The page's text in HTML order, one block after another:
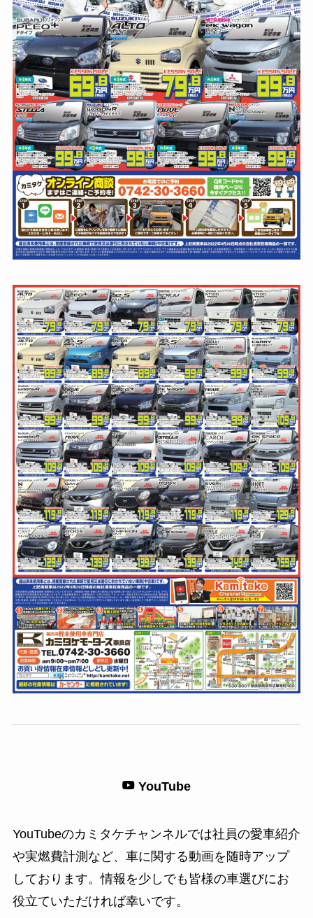
YouTube
YouTubeのカミタケチャンネルでは社員の愛車紹介
や実燃費計測など、車に関する動画を随時アップ
しております。情報を少しでも皆様の車選びにお
役立ていただければ幸いです。